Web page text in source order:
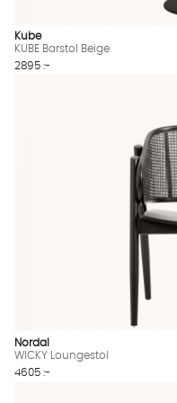
Kube
KUBE Barstol Beige
2895 :-
Nordal
WICKY Loungestol
4605 :-